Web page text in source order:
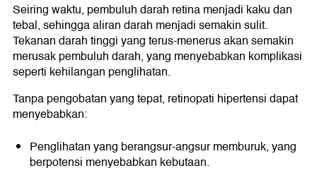
Seiring waktu, pembuluh darah retina menjadi kaku dan
tebal, sehingga aliran darah menjadi semakin sulit.
Tekanan darah tinggi yang terus-menerus akan semakin
merusak pembuluh darah, yang menyebabkan komplikasi
seperti kehilangan penglihatan.
Tanpa pengobatan yang tepat, retinopati hipertensi dapat
menyebabkan:
Penglihatan yang berangsur-angsur memburuk, yang
berpotensi menyebabkan kebutaan.